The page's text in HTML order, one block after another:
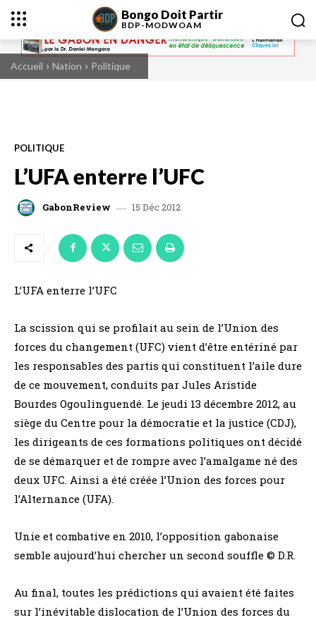
Bongo Doit Partir
BDP-MODWOAM
Accueil Nation Politique
POLITIQUE
L’UFA enterre l’UFC
GabonReview 15 Déc 2012
L’UFA enterre l’UFC
La scission qui se profilait au sein de l’Union des
forces du changement (UFC) vient d’être entériné par
les responsables des partis qui constituent l’aile dure
de ce mouvement, conduits par Jules Aristide
Bourdes Ogoulinguendé. Le jeudi 13 décembre 2012, au
siège du Centre pour la démocratie et la justice (CDJ),
les dirigeants de ces formations politiques ont décidé
de se démarquer et de rompre avec l’amalgame né des
deux UFC. Ainsi a été créée l’Union des forces pour
l’Alternance (UFA).
Unie et combative en 2010, l’opposition gabonaise
semble aujourd’hui chercher un second souffle © D.R.
Au final, toutes les prédictions qui avaient été faites
sur l’inévitable dislocation de l’Union des forces du